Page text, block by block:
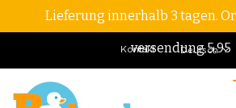
Lieferung innerhalb 3 tagen.
versendung 5,95
Deutsch
Kontakt